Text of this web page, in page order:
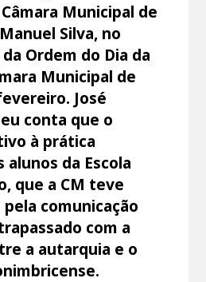
Municipal de
Silva, no
Ordem do Dia da
Municipal de
José
conta que o
à prática
da Escola
que a CM teve
comunicação
com a
a autarquia e o